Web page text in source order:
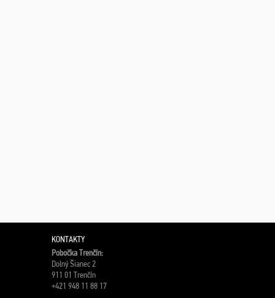
KONTAKTY
Pobočka Trenčín:
Dolný Šianec 2
911 01 Trenčín
+421 948 11 88 17